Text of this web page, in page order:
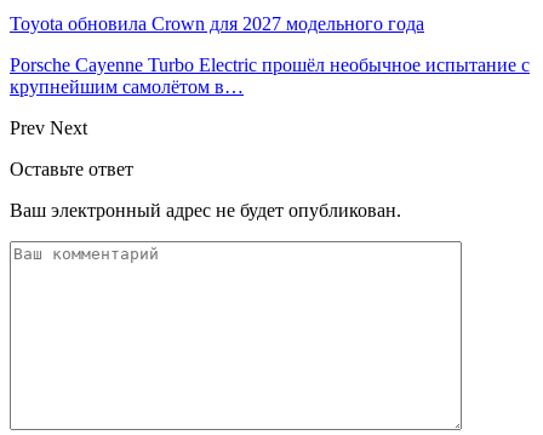
Toyota обновила Crown для 2027 модельного года
Porsche Cayenne Turbo Electric прошёл необычное испытание с
крупнейшим самолётом в…
Prev Next
Оставьте ответ
Ваш электронный адрес не будет опубликован.